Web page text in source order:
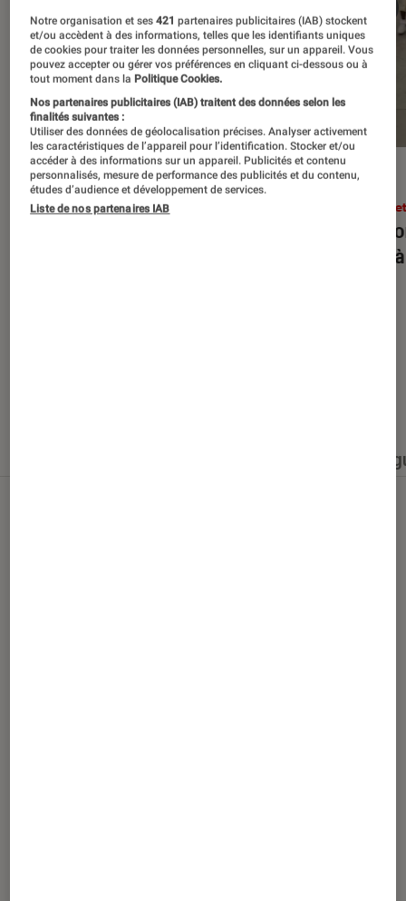
ENTRETIEN
Arts et expositions • 27 juin 2026
forts
ACTU
Arts
Sélections et
Notre organisation et ses421 partenaires publicitaires (IAB) stockent
et/ou accèdent à des informations, telles que les identifiants uniques
de cookies pour traiter les données personnelles, sur un appareil. Vous
pouvez accepter ou gérer vos préférences en cliquant ci-dessous ou à
tout moment dans la Politique Cookies.
Nos partenaires publicitaires (IAB) traitent des données selon les
finalités suivantes :
Utiliser des données de géolocalisation précises. Analyser activement
les caractéristiques de l’appareil pour l’identification. Stocker et/ou
accéder à des informations sur un appareil. Publicités et contenu
personnalisés, mesure de performance des publicités et du contenu,
études d’audience et développement de services.
Liste de nos partenaires IAB